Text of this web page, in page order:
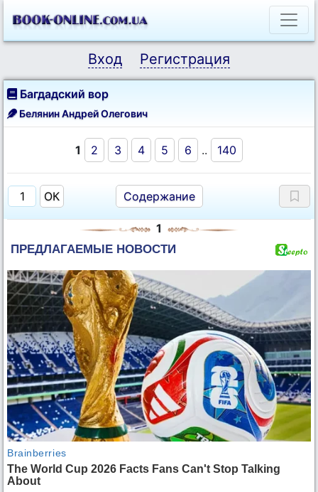
Вход Регистрация
Багдадский вор
Белянин Андрей Олегович
1 2 3 4 5 6 .. 140
Содержание
1